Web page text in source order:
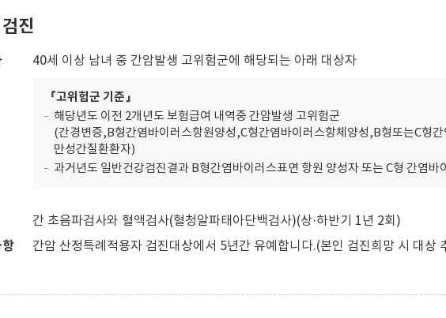
진
40세 이상 남녀 중 간암발생 고위험군에 해당되는 아래 대상자
『고위험군 기준』
해당년도 이전 2개년도 보험급여 내역중 간암발생 고위험군
(간경변증,B형간염바이러스항원양성,C형간염바이러스항체양성,B형또는C형
만성간질환환자)
과거년도 일반건강검진결과 B형간염바이러스표면 항원 양성자 또는 C형 간염바
간 초음파검사와 혈액검사(혈청알파태아단백검사)(상·하반기 1년 2회)
간암 산정특례적용자 검진대상에서 5년간 유예합니다.(본인 검진희망 시 대상